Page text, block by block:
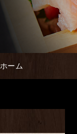
ホーム